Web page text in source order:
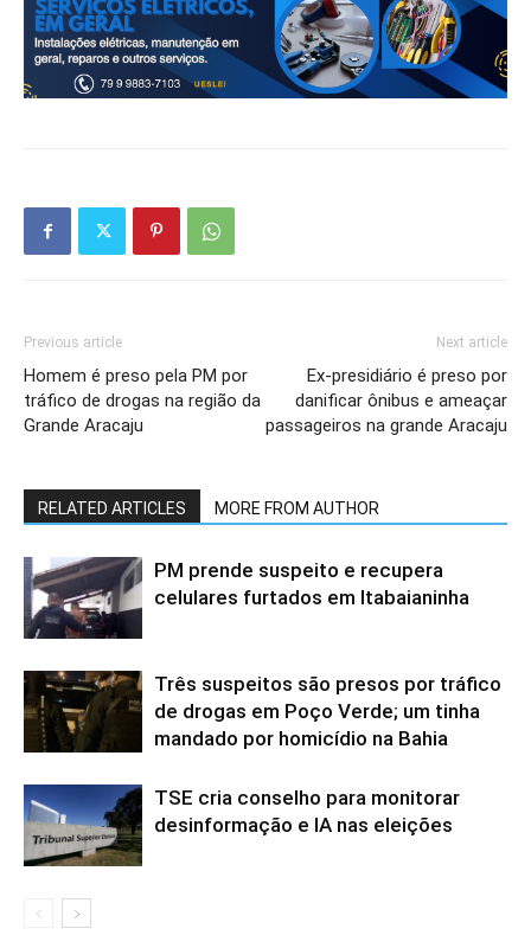
Previous article
Homem é preso pela PM por
tráfico de drogas na região da
Grande Aracaju
Next article
Ex-presidiário é preso por
danificar ônibus e ameaçar
passageiros na grande Aracaju
RELATED ARTICLES MORE FROM AUTHOR
PM prende suspeito e recupera
celulares furtados em Itabaianinha
Três suspeitos são presos por tráfico
de drogas em Poço Verde; um tinha
mandado por homicídio na Bahia
TSE cria conselho para monitorar
desinformação e IA nas eleições